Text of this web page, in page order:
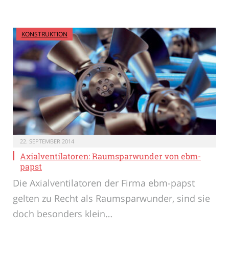
KONSTRUKTION
22. SEPTEMBER 2014
Axialventilatoren: Raumsparwunder von ebm-
papst
Die Axialventilatoren der Firma ebm-papst
gelten zu Recht als Raumsparwunder, sind sie
doch besonders klein…